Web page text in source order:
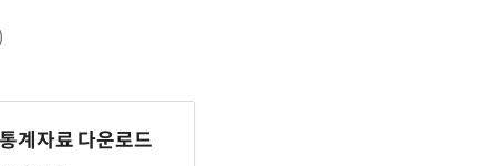
계자료 다운로드